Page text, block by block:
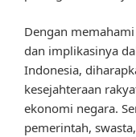
Dengan
dan implikasinya
Indonesia,
kesejahteraan
ekonomi negara.
pemerintah,